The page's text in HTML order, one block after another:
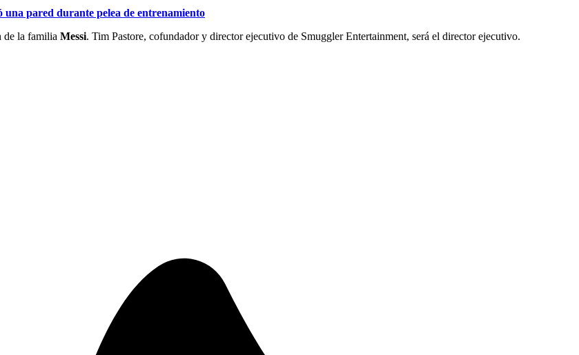
pared durante pelea de entrenamiento
de la familia Messi. Tim Pastore, cofundador y director ejecutivo de Smuggler Entertainment, será el director ejecutivo.